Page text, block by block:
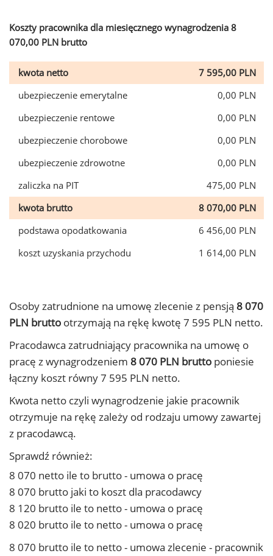
Koszty pracownika dla miesięcznego wynagrodzenia 8
070,00 PLN brutto
kwota netto
7 595,00 PLN
ubezpieczenie emerytalne
0,00 PLN
ubezpieczenie rentowe
0,00 PLN
ubezpieczenie chorobowe
0,00 PLN
ubezpieczenie zdrowotne
0,00 PLN
zaliczka na PIT
475,00 PLN
kwota brutto
8 070,00 PLN
podstawa opodatkowania
6 456,00 PLN
koszt uzyskania przychodu
1 614,00 PLN
Osoby zatrudnione na umowę zlecenie z pensją 8 070
PLN brutto otrzymają na rękę kwotę 7 595 PLN netto.
Pracodawca zatrudniający pracownika na umowę o
pracę z wynagrodzeniem 8 070 PLN brutto poniesie
łączny koszt równy 7 595 PLN netto.
Kwota netto czyli wynagrodzenie jakie pracownik
otrzymuje na rękę zależy od rodzaju umowy zawartej
z pracodawcą.
Sprawdź również:
8 070 netto ile to brutto - umowa o pracę
8 070 brutto jaki to koszt dla pracodawcy
8 120 brutto ile to netto - umowa o pracę
8 020 brutto ile to netto - umowa o pracę
8 070 brutto ile to netto - umowa zlecenie - pracownik